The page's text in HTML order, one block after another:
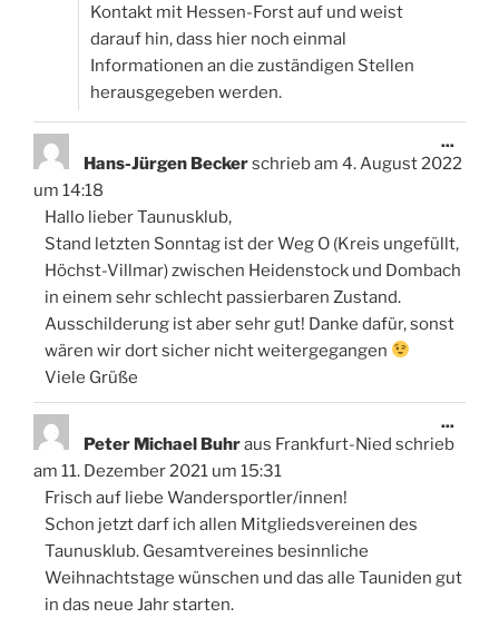
Kontakt mit Hessen-Forst auf und weist
darauf hin, dass hier noch einmal
Informationen an die zuständigen Stellen
herausgegeben werden.
Hans-Jürgen Beckerschrieb am 4. August 2022
um 14:18
Hallo lieber Taunusklub,
Stand letzten Sonntag ist der Weg O (Kreis ungefüllt,
Höchst-Villmar) zwischen Heidenstock und Dombach
in einem sehr schlecht passierbaren Zustand.
Ausschilderung ist aber sehr gut! Danke dafür, sonst
wären wir dort sicher nicht weitergegangen
Viele Grüße
...
ein-/
Peter Michael Buhraus Frankfurt-Nied schrieb
am 11. Dezember 2021 um 15:31
Frisch auf liebe Wandersportler/innen!
Schon jetzt darf ich allen Mitgliedsvereinen des
Taunusklub. Gesamtvereines besinnliche
Weihnachtstage wünschen und das alle Tauniden gut
in das neue Jahr starten.
...
ein-/